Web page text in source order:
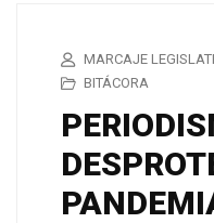
MARCAJE
BITÁCORA